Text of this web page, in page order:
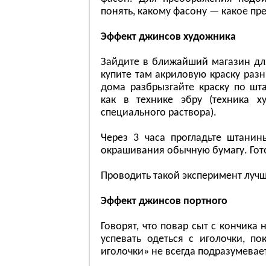
понять, какому фасону — какое
Эффект джинсов художника
Зайдите в ближайший магазин
купите там акриловую краску
дома разбрызгайте краску по
как в технике эбру (техника
специального раствора).
Через 3 часа прогладьте
окрашивания обычную бумагу.
Проводить такой эксперимент
Эффект джинсов портного
Говорят, что повар сыт с
успевать одеться с иголочки,
иголочки» не всегда